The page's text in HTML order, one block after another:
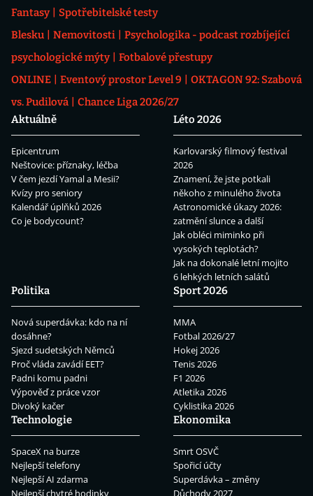
Fantasy
Spotřebitelské testy
Blesku
Nemovitosti
Psychologika - podcast rozbíjející
psychologické mýty
Fotbalové přestupy
ONLINE
Eventový prostor Level 9
OKTAGON 92: Szabová
vs. Pudilová
Chance Liga 2026/27
Aktuálně
Epicentrum
Neštovice: příznaky, léčba
V čem jezdí Yamal a Mesii?
Kvízy pro seniory
Kalendář úplňků 2026
Co je bodycount?
Léto 2026
Karlovarský filmový festival
2026
Znamení, že jste potkali
někoho z minulého života
Astronomické úkazy 2026:
zatmění slunce a další
Jak obléci miminko při
vysokých teplotách?
Jak na dokonalé letní mojito
6 lehkých letních salátů
Politika
Nová superdávka: kdo na ní
dosáhne?
Sjezd sudetských Němců
Proč vláda zavádí EET?
Padni komu padni
Výpověď z práce vzor
Divoký kačer
Sport 2026
MMA
Fotbal 2026/27
Hokej 2026
Tenis 2026
F1 2026
Atletika 2026
Cyklistika 2026
Technologie
SpaceX na burze
Nejlepší telefony
Nejlepší AI zdarma
Nejlepší chytré hodinky
Ekonomika
Smrt OSVČ
Spořicí účty
Superdávka – změny
Důchody 2027